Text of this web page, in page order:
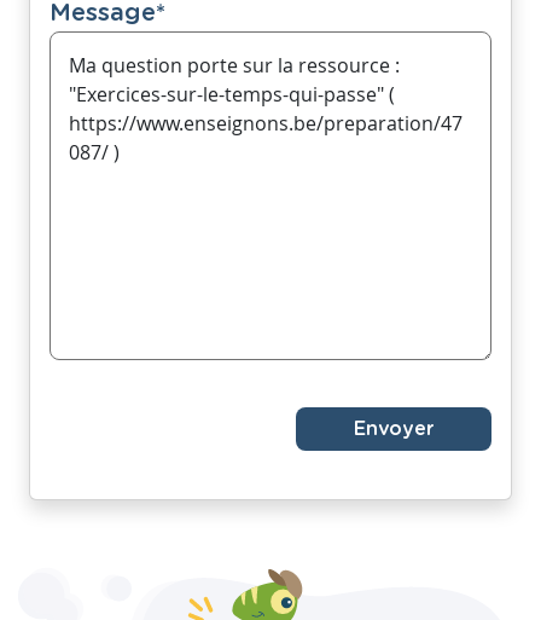
Message*
Envoyer